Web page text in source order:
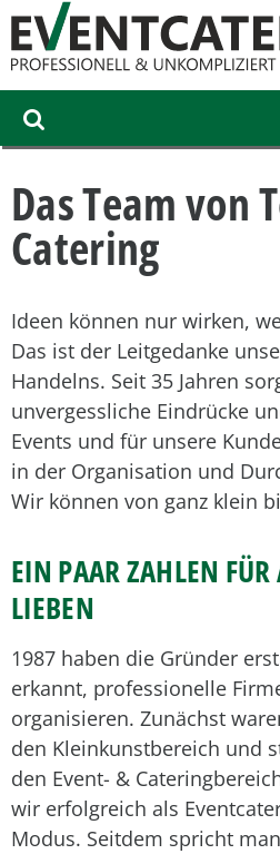
Das Team von
Catering
Ideen können nur wirken,
Das ist der Leitgedanke
Handelns. Seit 35 Jahren
unvergessliche Eindrücke
Events und für unsere
in der Organisation und
Wir können von ganz klein
EIN PAAR ZAHLEN
LIEBEN
1987 haben die Gründer
erkannt, professionelle
organisieren. Zunächst
den Kleinkunstbereich und
den Event- &
wir erfolgreich als
Modus. Seitdem spricht